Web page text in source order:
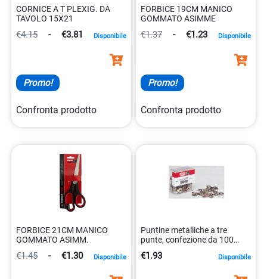
CORNICE A T PLEXIG. DA
TAVOLO 15X21
€4.15 €3.81 Disponibile
Promo!
Confronta prodotto
FORBICE 19CM MANICO
GOMMATO ASIMME
€1.37 €1.23 Disponibile
Promo!
Confronta prodotto
FORBICE 21CM MANICO
GOMMATO ASIMM.
€1.45 €1.30 Disponibile
Puntine metalliche a tre
punte, confezione da 100
pezzi 8002057751005
€1.93 Disponibile